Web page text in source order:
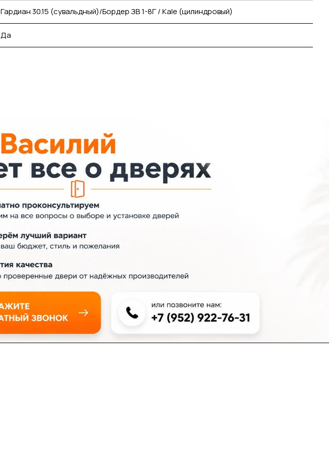
Гардиан 30.15 (сувальдный)/Бордер ЗВ 1-8Г / Kale (цилиндровый)
Да